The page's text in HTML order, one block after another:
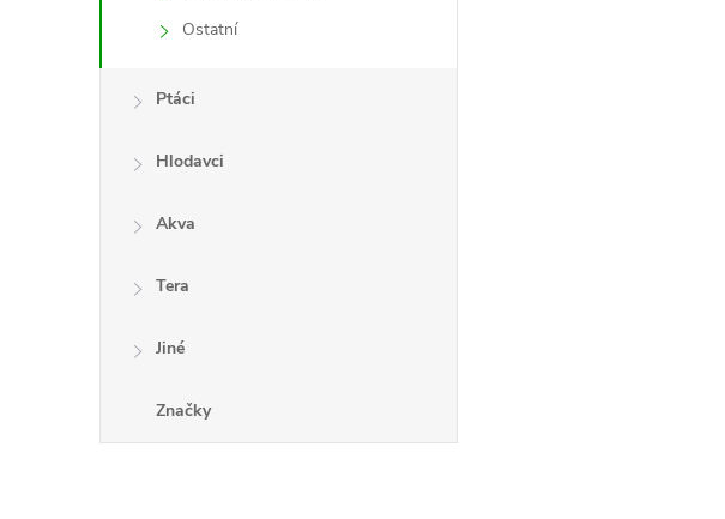
Ostatní
Ptáci
Hlodavci
Akva
Tera
Jiné
Značky